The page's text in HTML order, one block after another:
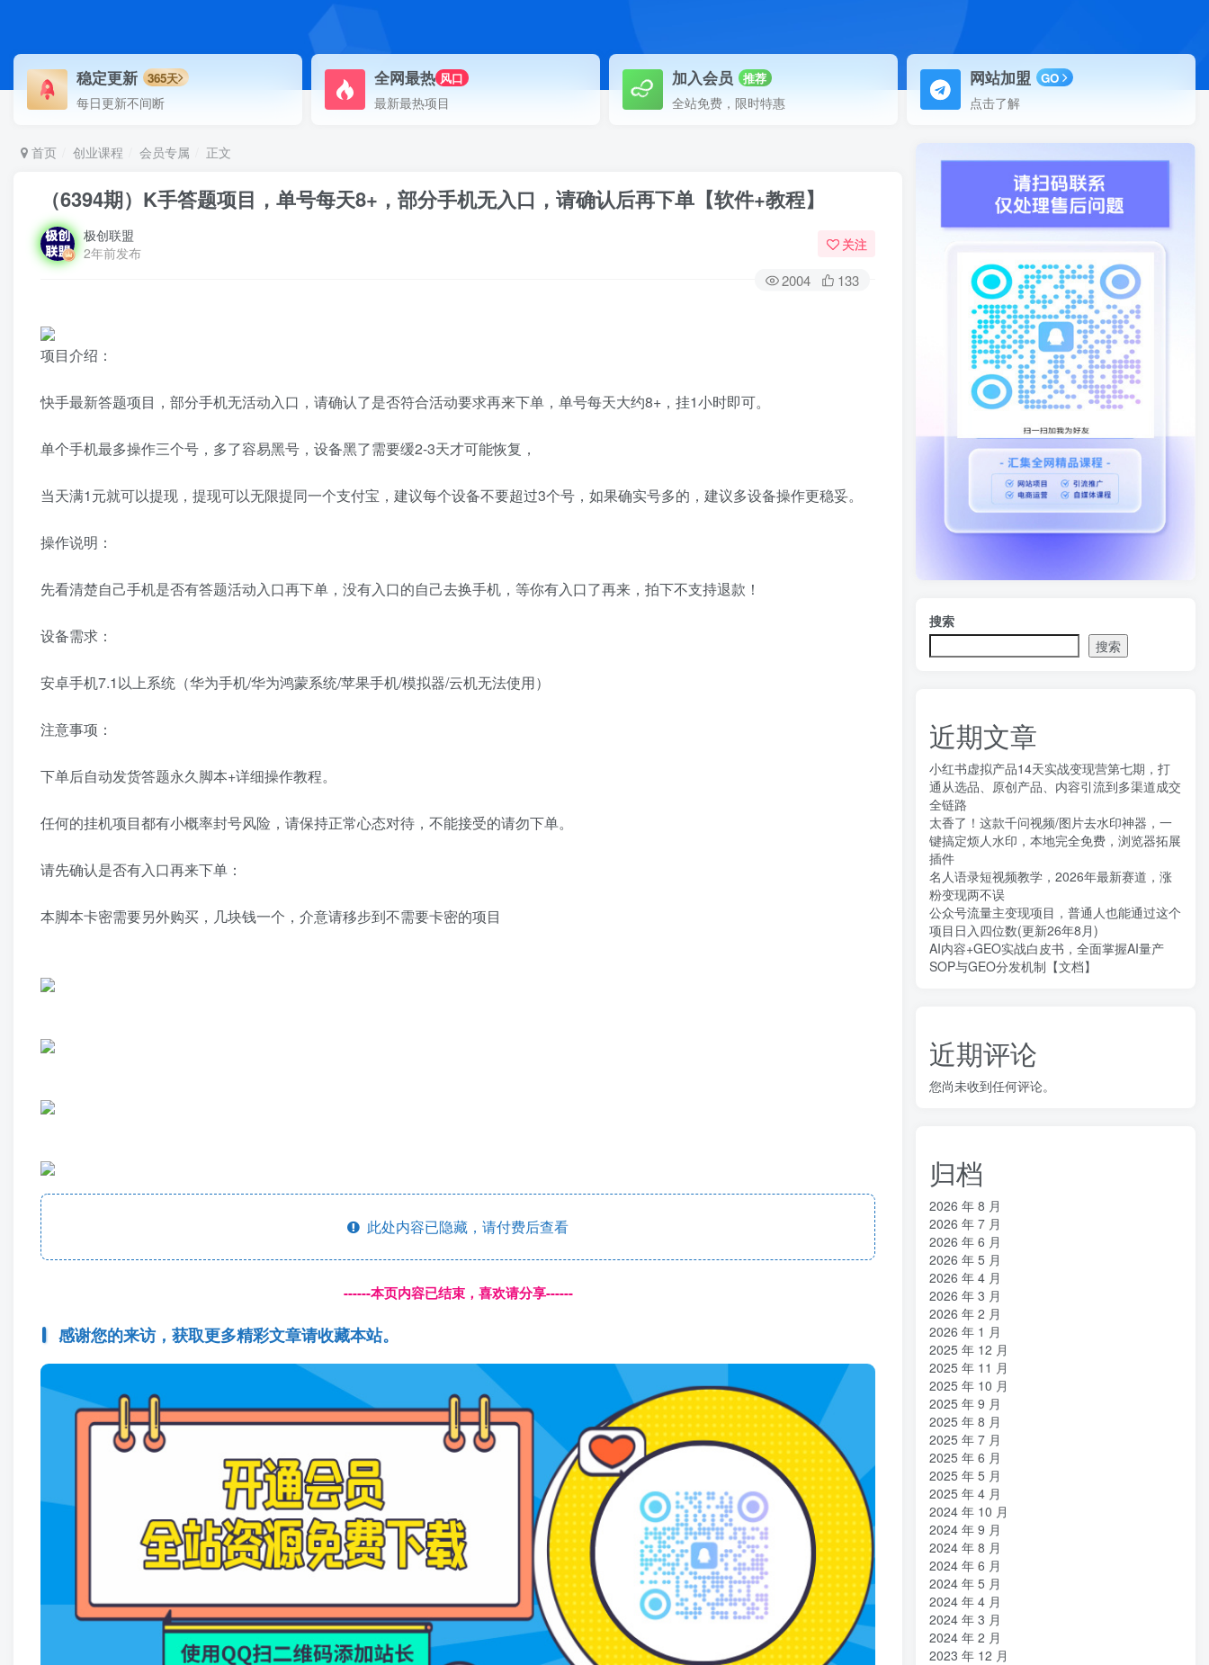
稳定更新 365天
每日更新不间断
全网最热 风口
最新最热项目
加入会员 推荐
全站免费，限时特惠
网站加盟 GO
点击了解
首页 创业课程 会员专属 正文
（6394期）K手答题项目，单号每天8+，部分手机无入口，请确认后再下单【软件+教程】
极创联盟
2年前发布
关注
2004 133
项目介绍：
快手最新答题项目，部分手机无活动入口，请确认了是否符合活动要求再来下单，单号每天大约8+，挂1小时即可。
单个手机最多操作三个号，多了容易黑号，设备黑了需要缓2-3天才可能恢复，
当天满1元就可以提现，提现可以无限提同一个支付宝，建议每个设备不要超过3个号，如果确实号多的，建议多设备操作更稳妥。
操作说明：
先看清楚自己手机是否有答题活动入口再下单，没有入口的自己去换手机，等你有入口了再来，拍下不支持退款！
设备需求：
安卓手机7.1以上系统（华为手机/华为鸿蒙系统/苹果手机/模拟器/云机无法使用）
注意事项：
下单后自动发货答题永久脚本+详细操作教程。
任何的挂机项目都有小概率封号风险，请保持正常心态对待，不能接受的请勿下单。
请先确认是否有入口再来下单：
本脚本卡密需要另外购买，几块钱一个，介意请移步到不需要卡密的项目
此处内容已隐藏，请付费后查看
------本页内容已结束，喜欢请分享------
感谢您的来访，获取更多精彩文章请收藏本站。
搜索
搜索
近期文章
小红书虚拟产品14天实战变现营第七期，打
通从选品、原创产品、内容引流到多渠道成交
全链路
太香了！这款千问视频/图片去水印神器，一
键搞定烦人水印，本地完全免费，浏览器拓展
插件
名人语录短视频教学，2026年最新赛道，涨
粉变现两不误
公众号流量主变现项目，普通人也能通过这个
项目日入四位数(更新26年8月)
AI内容+GEO实战白皮书，全面掌握AI量产
SOP与GEO分发机制【文档】
近期评论
您尚未收到任何评论。
归档
2026 年 8 月
2026 年 7 月
2026 年 6 月
2026 年 5 月
2026 年 4 月
2026 年 3 月
2026 年 2 月
2026 年 1 月
2025 年 12 月
2025 年 11 月
2025 年 10 月
2025 年 9 月
2025 年 8 月
2025 年 7 月
2025 年 6 月
2025 年 5 月
2025 年 4 月
2024 年 10 月
2024 年 9 月
2024 年 8 月
2024 年 6 月
2024 年 5 月
2024 年 4 月
2024 年 3 月
2024 年 2 月
2023 年 12 月